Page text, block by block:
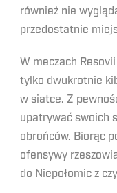
również nie
przedostatnie
W meczach
tylko dwukrotnie
w siatce. Z
upatrywać swoich
obrońców. Biorąc
ofensywy
do Niepołomic z